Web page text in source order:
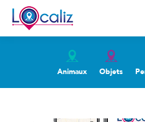
Animaux Objets